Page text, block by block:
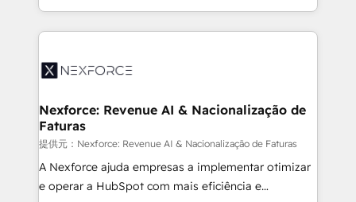
need to succeed.
regional experience. Today, we are Brazil’s largest
HubSpot Elite Partner—trusted by companies across
Implementation & Migration Onboarding across all
Station, Freshdesk, Intercom, and more. Custom
objects, automations, and integrations built for
growth. 🚀 AI-Driven GTM Orchestration Unify
HubSpot with LinkedIn, WhatsApp, email, paid
media, and AI voice to drive pipeline. 🤖 AI Custom
Nexforce: Revenue AI & Nacionalização de
Faturas
提供元：Nexforce: Revenue AI & Nacionalização de Faturas
A Nexforce ajuda empresas a implementar otimizar
e operar a HubSpot com mais eficiência e